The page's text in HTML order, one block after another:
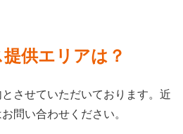
供エリアは？
させていただいております。近
問い合わせください。